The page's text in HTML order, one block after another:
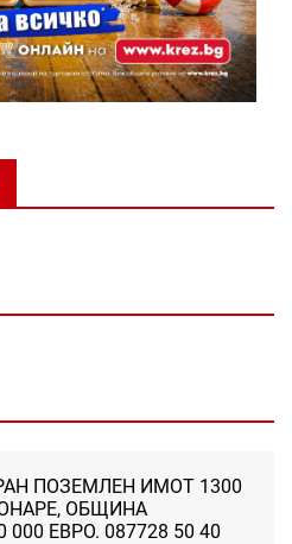
ПОЗЕМЛЕН ИМОТ 1300
ОБЩИНА
ЕВРО. 087728 50 40